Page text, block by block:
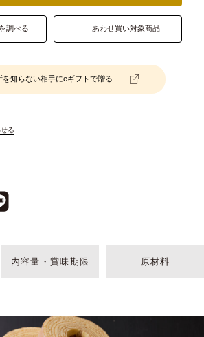
調べる あわせ買い対象商品
を知らない相手にeギフトで贈る
る
内容量・賞味期限 原材料